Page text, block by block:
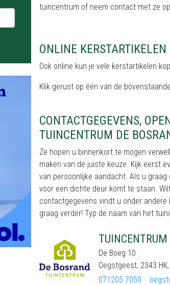
tuincentrum of neem contact met ze
ONLINE KERSTARTIKELEN
Ook online kun je vele kerstartikelen
Klik gerust op één van de
CONTACTGEGEVENS,
TUINCENTRUM DE
Ze hopen u binnenkort te mogen
maken van de juiste keuze. Kijk eerst
van persoonlijke aandacht. Als u
voor een dichte deur komt te staan.
contactgegevens vindt u onder
graag verder! Typ de naam van het
TUINCENTRUM
De Boeg 10
Oegstgeest, 2343
071205 7050